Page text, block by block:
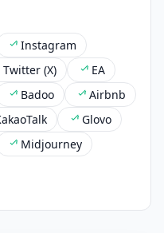
Instagram
Twitter (X)
EA
Badoo
Airbnb
Glovo
Midjourney